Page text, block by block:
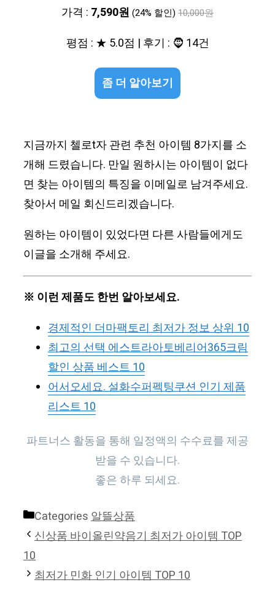
가격 : 7,590원 (24% 할인) 10,000원
평점 : ★ 5.0점 | 후기 : 🧔 14건
좀 더 알아보기
지금까지 첼로t자 관련 추천 아이템 8가지를 소
개해 드렸습니다. 만일 원하시는 아이템이 없다
면 찾는 아이템의 특징을 이메일로 남겨주세요.
찾아서 메일 회신드리겠습니다.
원하는 아이템이 있었다면 다른 사람들에게도
이글을 소개해 주세요.
※ 이런 제품도 한번 알아보세요.
경제적인 더마팩토리 최저가 정보 상위 10
최고의 선택 에스트라아토베리어365크림
할인 상품 베스트 10
어서오세요. 설화수퍼펙팅쿠션 인기 제품
리스트 10
파트너스 활동을 통해 일정액의 수수료를 제공
받을 수 있습니다.
좋은 하루 되세요.
Categories알뜰상품
신상품 바이올린약음기 최저가 아이템 TOP
10
최저가 민화 인기 아이템 TOP 10